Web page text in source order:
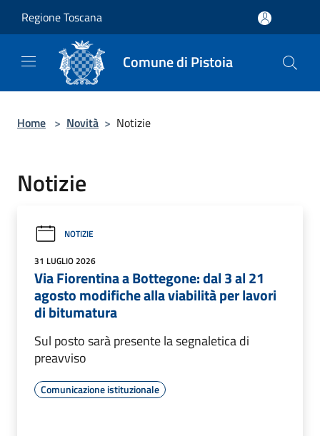
Regione Toscana
Comune di Pistoia
Home > Novità > Notizie
Notizie
NOTIZIE
31 LUGLIO 2026
Via Fiorentina a Bottegone: dal 3 al 21
agosto modifiche alla viabilità per lavori
di bitumatura
Sul posto sarà presente la segnaletica di
preavviso
Comunicazione istituzionale